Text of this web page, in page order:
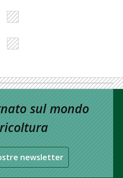
sul mondo
newsletter